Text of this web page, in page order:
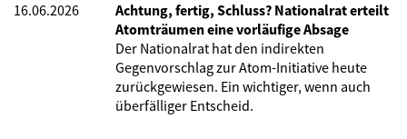
16.06.2026
Achtung, fertig, Schluss? Nationalrat erteilt
Atomträumen eine vorläufige Absage
Der Nationalrat hat den indirekten
Gegenvorschlag zur Atom-Initiative heute
zurückgewiesen. Ein wichtiger, wenn auch
überfälliger Entscheid.